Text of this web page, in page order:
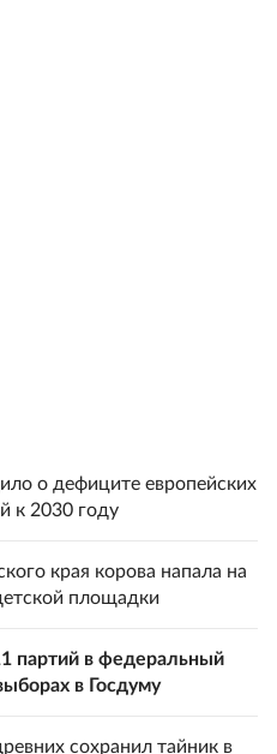
о дефиците европейских
к 2030 году
края корова напала на
площадки
партий в федеральный
в Госдуму
сохранил тайник в